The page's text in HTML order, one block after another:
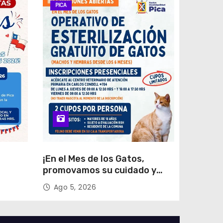
PICA
¡En el Mes de los Gatos,
promovamos su cuidado y
tenencia responsable!
Ago 5, 2026